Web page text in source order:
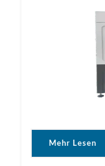
Mehr Lesen